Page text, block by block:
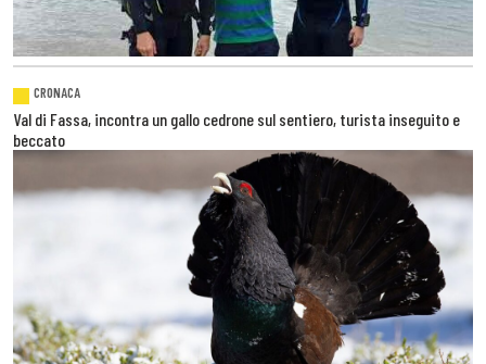
CRONACA
Val di Fassa, incontra un gallo cedrone sul sentiero, turista inseguito e
beccato